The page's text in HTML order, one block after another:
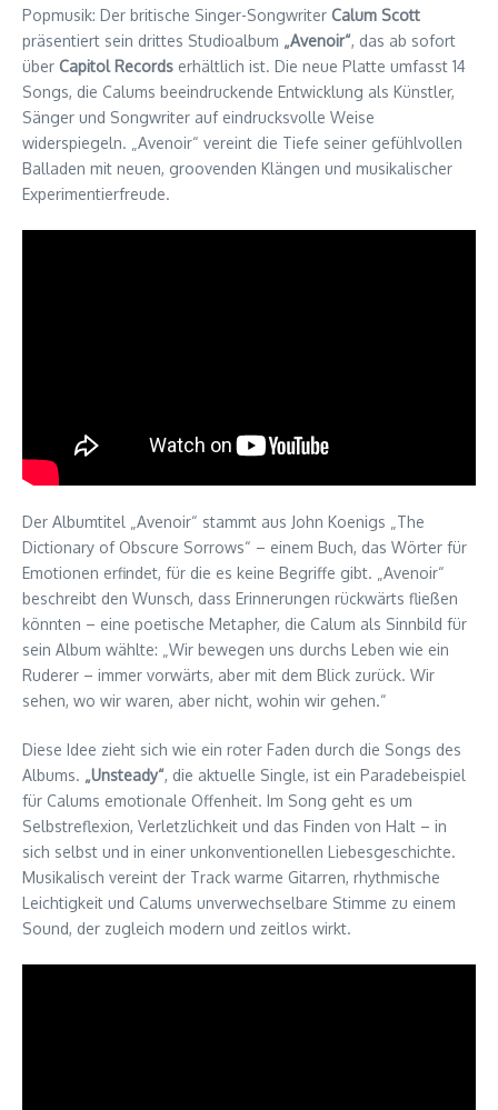
Popmusik: Der britische Singer-Songwriter Calum Scott
präsentiert sein drittes Studioalbum „Avenoir“, das ab sofort
über Capitol Records erhältlich ist. Die neue Platte umfasst 14
Songs, die Calums beeindruckende Entwicklung als Künstler,
Sänger und Songwriter auf eindrucksvolle Weise
widerspiegeln. „Avenoir“ vereint die Tiefe seiner gefühlvollen
Balladen mit neuen, groovenden Klängen und musikalischer
Experimentierfreude.
Der Albumtitel „Avenoir“ stammt aus John Koenigs „The
Dictionary of Obscure Sorrows“ – einem Buch, das Wörter für
Emotionen erfindet, für die es keine Begriffe gibt. „Avenoir“
beschreibt den Wunsch, dass Erinnerungen rückwärts fließen
könnten – eine poetische Metapher, die Calum als Sinnbild für
sein Album wählte: „Wir bewegen uns durchs Leben wie ein
Ruderer – immer vorwärts, aber mit dem Blick zurück. Wir
sehen, wo wir waren, aber nicht, wohin wir gehen.“
Diese Idee zieht sich wie ein roter Faden durch die Songs des
Albums. „Unsteady“, die aktuelle Single, ist ein Paradebeispiel
für Calums emotionale Offenheit. Im Song geht es um
Selbstreflexion, Verletzlichkeit und das Finden von Halt – in
sich selbst und in einer unkonventionellen Liebesgeschichte.
Musikalisch vereint der Track warme Gitarren, rhythmische
Leichtigkeit und Calums unverwechselbare Stimme zu einem
Sound, der zugleich modern und zeitlos wirkt.